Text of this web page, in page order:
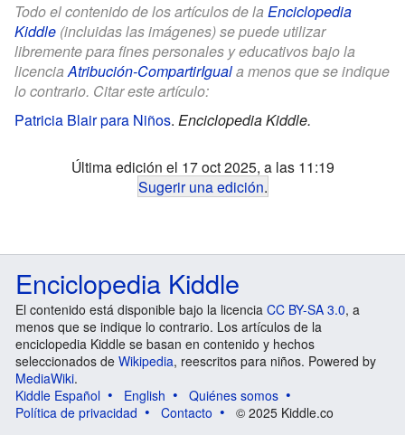
Todo el contenido de los artículos de la Enciclopedia
Kiddle (incluidas las imágenes) se puede utilizar
libremente para fines personales y educativos bajo la
licenciaAtribución-CompartirIguala menos que se indique
lo contrario. Citar este artículo:
Patricia Blair para Niños. Enciclopedia Kiddle.
Última edición el 17 oct 2025, a las 11:19
Sugerir una edición.
Enciclopedia Kiddle
El contenido está disponible bajo la licencia CC BY-SA 3.0, a
menos que se indique lo contrario. Los artículos de la
enciclopedia Kiddle se basan en contenido y hechos
seleccionados de Wikipedia, reescritos para niños. Powered by
MediaWiki.
Kiddle Español
English
Quiénes somos
Política de privacidad
Contacto © 2025 Kiddle.co